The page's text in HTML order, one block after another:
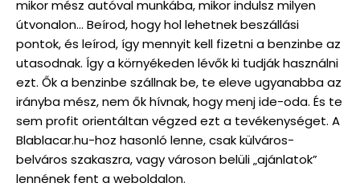
mikor mész autóval munkába, mikor indulsz milyen
útvonalon… Beírod, hogy hol lehetnek beszállási
pontok, és leírod, így mennyit kell fizetni a benzinbe az
utasodnak. Így a környékeden lévők ki tudják használni
ezt. Ők a benzinbe szállnak be, te eleve ugyanabba az
irányba mész, nem ők hívnak, hogy menj ide-oda. És te
sem profit orientáltan végzed ezt a tevékenységet. A
Blablacar.hu-hoz hasonló lenne, csak külváros-
belváros szakaszra, vagy városon belüli „ajánlatok”
lennének fent a weboldalon.